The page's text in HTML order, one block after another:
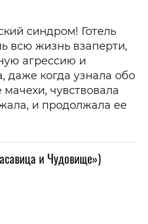
синдром! Готель
всю жизнь взаперти,
агрессию и
даже когда узнала обо
чувствовала
и продолжала ее
и Чудовище»)